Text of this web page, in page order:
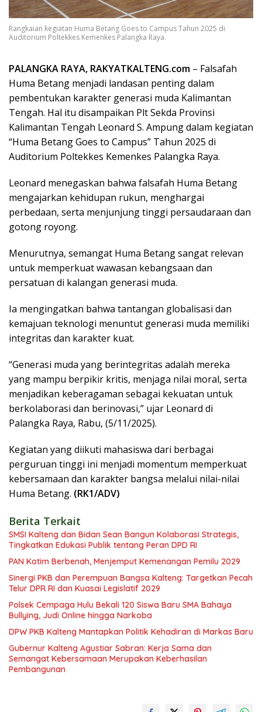
Rangkaian kegiatan Huma Betang Goes to Campus Tahun 2025 di
Auditorium Poltekkes Kemenkes Palangka Raya.
PALANGKA RAYA, RAKYATKALTENG.com – Falsafah
Huma Betang menjadi landasan penting dalam
pembentukan karakter generasi muda Kalimantan
Tengah. Hal itu disampaikan Plt Sekda Provinsi
Kalimantan Tengah Leonard S. Ampung dalam kegiatan
“Huma Betang Goes to Campus” Tahun 2025 di
Auditorium Poltekkes Kemenkes Palangka Raya.
Leonard menegaskan bahwa falsafah Huma Betang
mengajarkan kehidupan rukun, menghargai
perbedaan, serta menjunjung tinggi persaudaraan dan
gotong royong.
Menurutnya, semangat Huma Betang sangat relevan
untuk memperkuat wawasan kebangsaan dan
persatuan di kalangan generasi muda.
Ia mengingatkan bahwa tantangan globalisasi dan
kemajuan teknologi menuntut generasi muda memiliki
integritas dan karakter kuat.
“Generasi muda yang berintegritas adalah mereka
yang mampu berpikir kritis, menjaga nilai moral, serta
menjadikan keberagaman sebagai kekuatan untuk
berkolaborasi dan berinovasi,” ujar Leonard di
Palangka Raya, Rabu, (5/11/2025).
Kegiatan yang diikuti mahasiswa dari berbagai
perguruan tinggi ini menjadi momentum memperkuat
kebersamaan dan karakter bangsa melalui nilai-nilai
Huma Betang. (RK1/ADV)
Berita Terkait
SMSI Kalteng dan Bidan Sean Bangun Kolaborasi Strategis,
Tingkatkan Edukasi Publik tentang Peran DPD RI
PAN Kotim Berbenah, Menjemput Kemenangan Pemilu 2029
Sinergi PKB dan Perempuan Bangsa Kalteng: Targetkan Pecah
Telur DPR RI dan Kuasai Legislatif 2029
Polsek Cempaga Hulu Bekali 120 Siswa Baru SMA Bahaya
Bullying, Judi Online hingga Narkoba
DPW PKB Kalteng Mantapkan Politik Kehadiran di Markas Baru
Gubernur Kalteng Agustiar Sabran: Kerja Sama dan
Semangat Kebersamaan Merupakan Keberhasilan
Pembangunan